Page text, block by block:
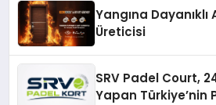
Yangına Dayanıklı
Üreticisi
SRV Padel Court,
Yapan Türkiye’nin